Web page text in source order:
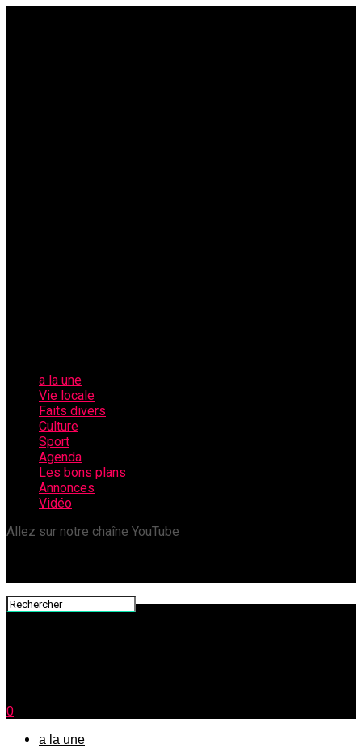
a la une
Vie locale
Faits divers
Culture
Sport
Agenda
Les bons plans
Annonces
Vidéo
Allez sur notre chaîne YouTube
0
a la une